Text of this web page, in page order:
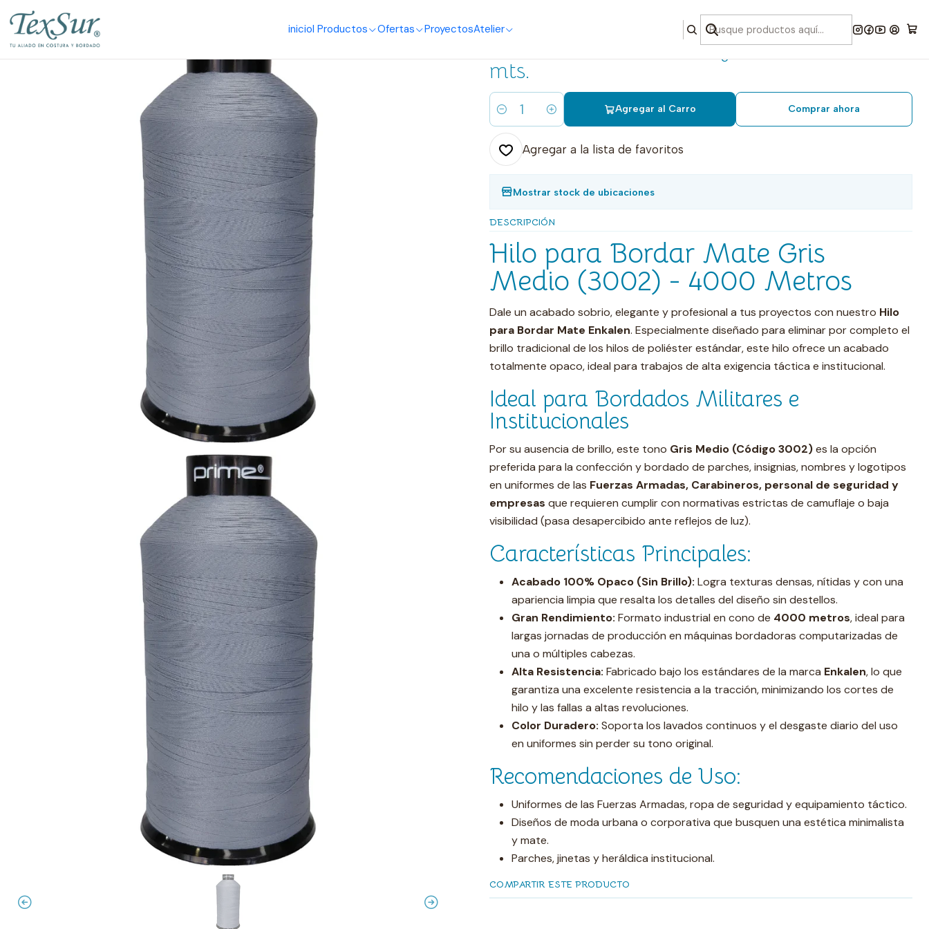
inicioI Productos Ofertas ProyectosAtelier
|
3002 hilo bordar mate gris medio 4000
mts.
Cantidad
Agregar al Carro Comprar ahora
Agregar a la lista de favoritos
Mostrar stock de ubicaciones
DESCRIPCIÓN
Hilo para Bordar Mate Gris
Medio (3002) - 4000 Metros
Dale un acabado sobrio, elegante y profesional a tus proyectos con nuestro Hilo
para Bordar Mate Enkalen. Especialmente diseñado para eliminar por completo el
brillo tradicional de los hilos de poliéster estándar, este hilo ofrece un acabado
totalmente opaco, ideal para trabajos de alta exigencia táctica e institucional.
Ideal para Bordados Militares e
Institucionales
Por su ausencia de brillo, este tono Gris Medio (Código 3002)es la opción
preferida para la confección y bordado de parches, insignias, nombres y logotipos
en uniformes de las Fuerzas Armadas, Carabineros, personal de seguridad y
empresas que requieren cumplir con normativas estrictas de camuflaje o baja
visibilidad (pasa desapercibido ante reflejos de luz).
Características Principales:
Acabado 100% Opaco (Sin Brillo): Logra texturas densas, nítidas y con una
apariencia limpia que resalta los detalles del diseño sin destellos.
Gran Rendimiento: Formato industrial en cono de 4000 metros, ideal para
largas jornadas de producción en máquinas bordadoras computarizadas de
una o múltiples cabezas.
Alta Resistencia: Fabricado bajo los estándares de la marca Enkalen, lo que
garantiza una excelente resistencia a la tracción, minimizando los cortes de
hilo y las fallas a altas revoluciones.
Color Duradero: Soporta los lavados continuos y el desgaste diario del uso
en uniformes sin perder su tono original.
Recomendaciones de Uso:
Uniformes de las Fuerzas Armadas, ropa de seguridad y equipamiento táctico.
Diseños de moda urbana o corporativa que busquen una estética minimalista
y mate.
Parches, jinetas y heráldica institucional.
COMPARTIR ESTE PRODUCTO